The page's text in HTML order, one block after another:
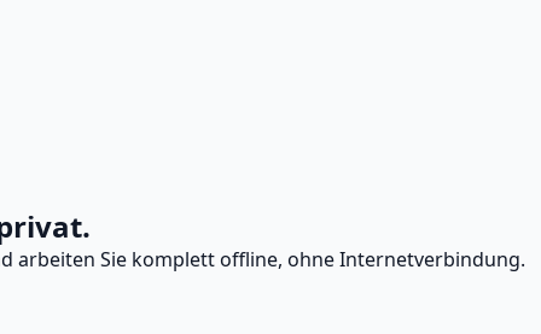
arbeiten Sie komplett offline, ohne Internetverbindung.